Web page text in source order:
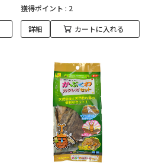
獲得ポイント : 2
詳細 カートに入れる